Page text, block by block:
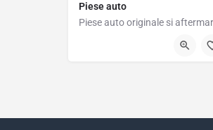
Piese auto
Strada Răsăritului, Popești-